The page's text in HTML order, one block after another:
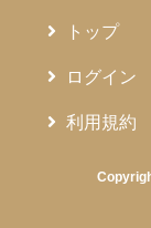
トップ
ログイン
利用規約